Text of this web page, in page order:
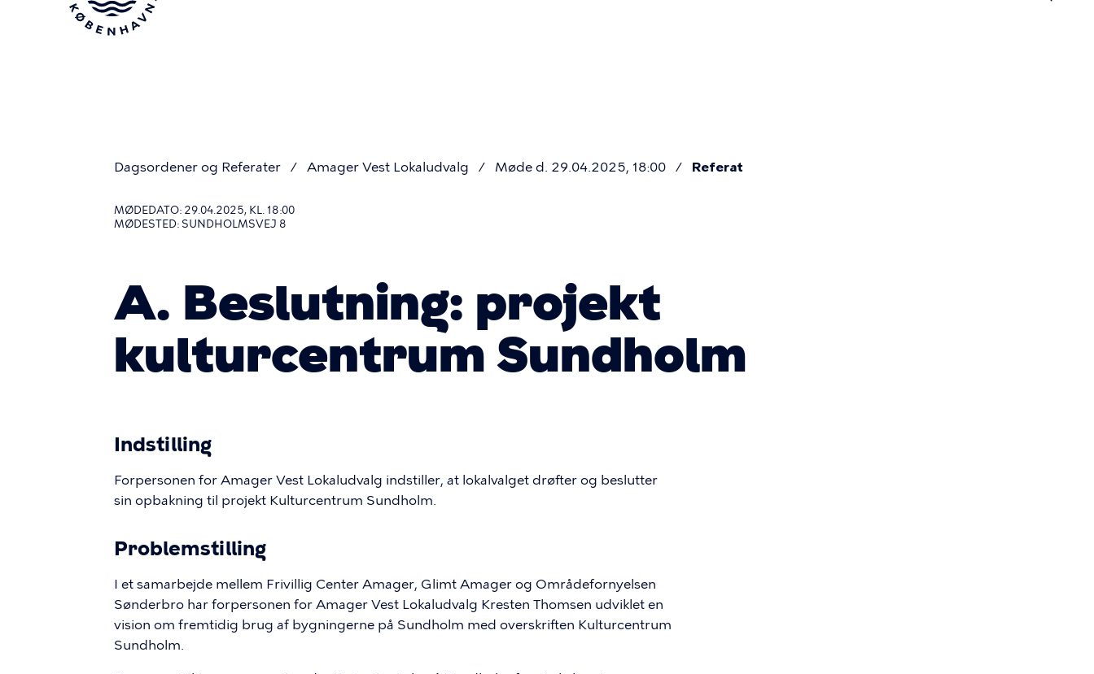
Dagsordener og Referater Amager Vest Lokaludvalg Møde d. 29.04.2025, 18:00 Referat
MØDEDATO: 29.04.2025, KL. 18:00
MØDESTED: SUNDHOLMSVEJ 8
A. Beslutning: projekt
kulturcentrum Sundholm
Indstilling
Forpersonen for Amager Vest Lokaludvalg indstiller, at lokalvalget drøfter og beslutter
sin opbakning til projekt Kulturcentrum Sundholm.
Problemstilling
I et samarbejde mellem Frivillig Center Amager, Glimt Amager og Områdefornyelsen
Sønderbro har forpersonen for Amager Vest Lokaludvalg Kresten Thomsen udviklet en
vision om fremtidig brug af bygningerne på Sundholm med overskriften Kulturcentrum
Sundholm.